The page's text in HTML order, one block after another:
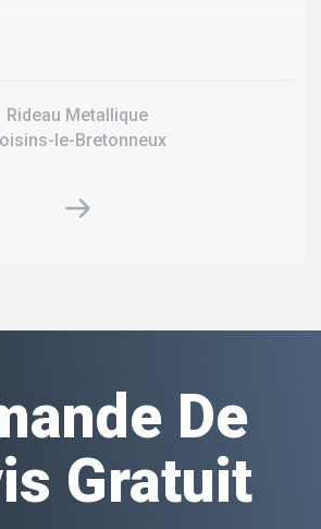
Rideau Metallique
le-Bretonneux
De
Gratuit